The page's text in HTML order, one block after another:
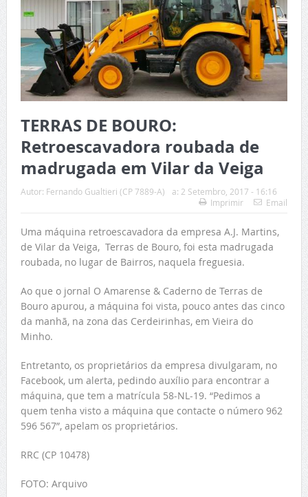
TERRAS DE BOURO:
Retroescavadora roubada de
madrugada em Vilar da Veiga
Autor: Fernando Gualtieri (CP 7889-A) a: 2 Setembro, 2017 - 16:16
Imprimir
Email
Uma máquina retroescavadora da empresa A.J. Martins,
de Vilar da Veiga, Terras de Bouro, foi esta madrugada
roubada, no lugar de Bairros, naquela freguesia.
Ao que o jornal O Amarense & Caderno de Terras de
Bouro apurou, a máquina foi vista, pouco antes das cinco
da manhã, na zona das Cerdeirinhas, em Vieira do
Minho.
Entretanto, os proprietários da empresa divulgaram, no
Facebook, um alerta, pedindo auxílio para encontrar a
máquina, que tem a matrícula 58-NL-19. “Pedimos a
quem tenha visto a máquina que contacte o número 962
596 567”, apelam os proprietários.
RRC (CP 10478)
FOTO: Arquivo